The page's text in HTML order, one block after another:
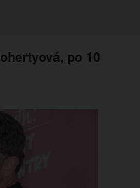
po 10